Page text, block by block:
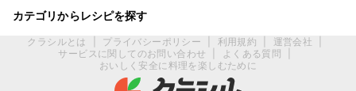
カテゴリからレシピを探す
クラシルとは プライバシーポリシー 利用規約 運営会社
サービスに関してのお問い合わせ
よくある質問
おいしく安全に料理を楽しむために